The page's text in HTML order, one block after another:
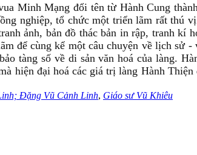
Minh Mạng đổi tên từ Hành Cung
nghiệp, tổ chức một triển lãm rất thú
ảnh, bản đồ thác bản in rập, tranh kí
để cùng kể một câu chuyện về lịch sử -
tàng số về di sản văn hoá của làng.
hiện đại hoá các giá trị làng Hành Thiện
Đặng Vũ Cảnh Linh, Giáo sư Vũ Khiêu